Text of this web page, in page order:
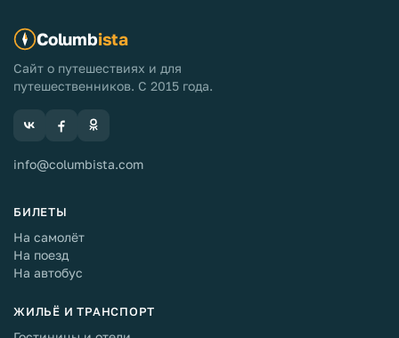
Columbista
Сайт о путешествиях и для
путешественников. С 2015 года.
info@columbista.com
БИЛЕТЫ
На самолёт
На поезд
На автобус
ЖИЛЬЁ И ТРАНСПОРТ